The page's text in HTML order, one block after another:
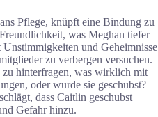
Pflege, knüpft eine Bindung zu
was Meghan tiefer
und Geheimnisse
zu verbergen versuchen.
hinterfragen, was wirklich mit
oder wurde sie geschubst?
dass Caitlin geschubst
Gefahr hinzu.